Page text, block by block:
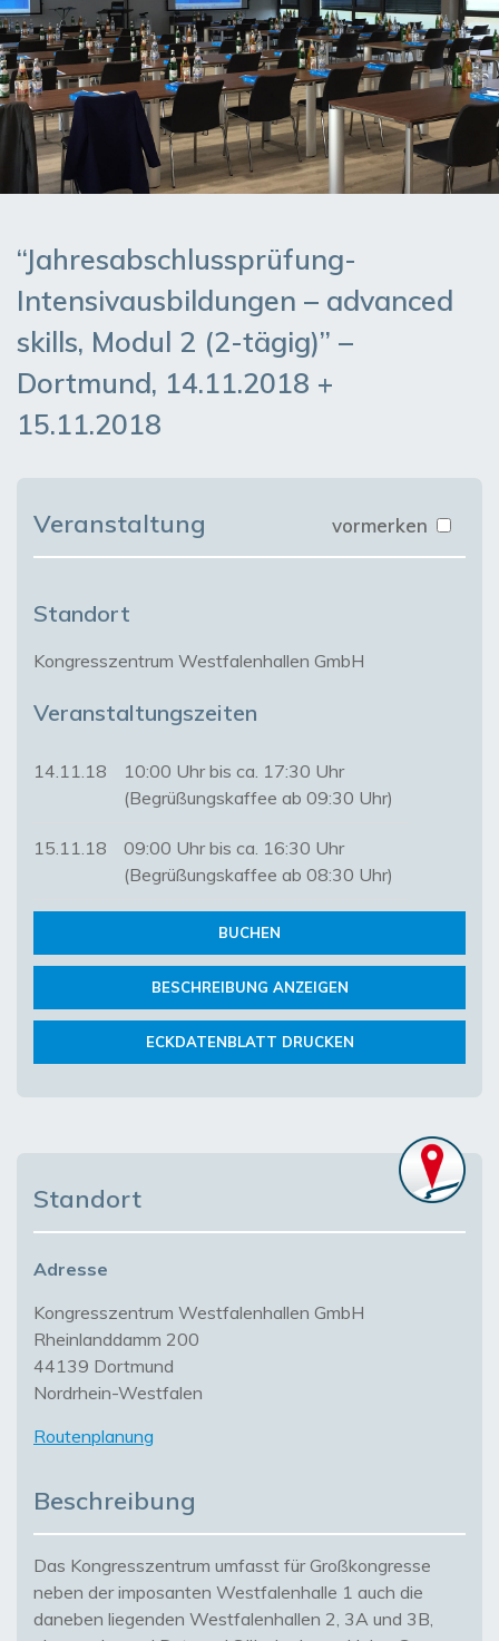
“Jahresabschlussprüfung-
Intensivausbildungen – advanced
skills, Modul 2 (2-tägig)” –
Dortmund, 14.11.2018 +
15.11.2018
Veranstaltung vormerken
Standort
Kongresszentrum Westfalenhallen GmbH
Veranstaltungszeiten
14.11.18
10:00 Uhr bis ca. 17:30 Uhr
(Begrüßungskaffee ab 09:30 Uhr)
15.11.18
09:00 Uhr bis ca. 16:30 Uhr
(Begrüßungskaffee ab 08:30 Uhr)
BUCHEN
BESCHREIBUNG ANZEIGEN
ECKDATENBLATT DRUCKEN
Standort
Adresse
Kongresszentrum Westfalenhallen GmbH
Rheinlanddamm 200
44139 Dortmund
Nordrhein-Westfalen
Routenplanung
Beschreibung
Das Kongresszentrum umfasst für Großkongresse
neben der imposanten Westfalenhalle 1 auch die
daneben liegenden Westfalenhallen 2, 3A und 3B,